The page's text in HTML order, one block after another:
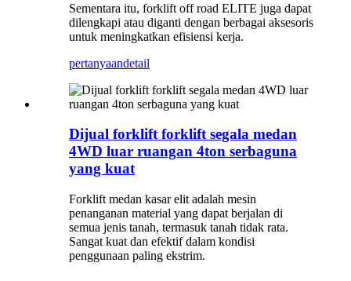
Sementara itu, forklift off road ELITE juga dapat
dilengkapi atau diganti dengan berbagai aksesoris
untuk meningkatkan efisiensi kerja.
pertanyaandetail
Dijual forklift forklift segala medan
4WD luar ruangan 4ton serbaguna
yang kuat
Forklift medan kasar elit adalah mesin
penanganan material yang dapat berjalan di
semua jenis tanah, termasuk tanah tidak rata.
Sangat kuat dan efektif dalam kondisi
penggunaan paling ekstrim.